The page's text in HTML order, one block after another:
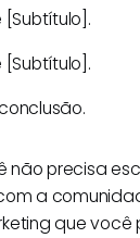
[Subtítulo].
[Subtítulo].
não precisa
a
que você